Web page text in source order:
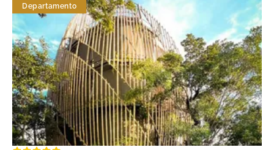
Departamento